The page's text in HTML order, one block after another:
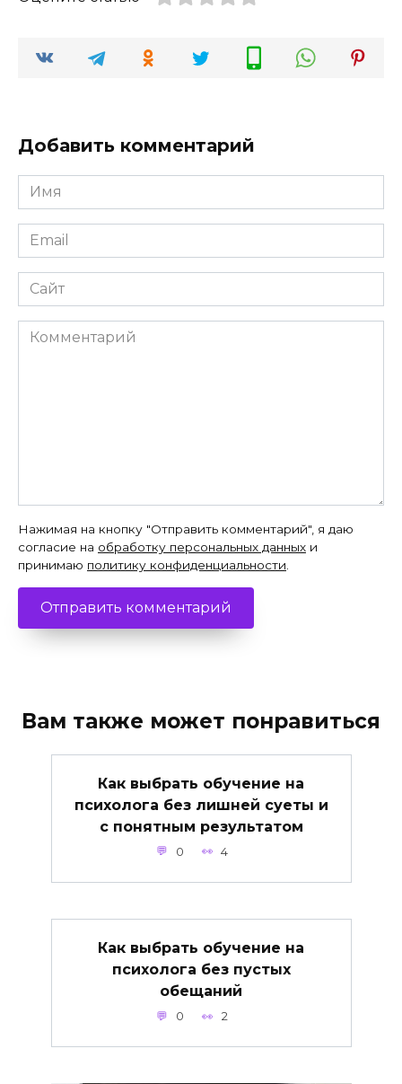
Добавить комментарий
Имя
*
Email
*
Сайт
Комментарий
Нажимая на кнопку "Отправить комментарий", я даю
согласие на обработку персональных данных и
принимаю политику конфиденциальности.
Вам также может понравиться
Как выбрать обучение на
психолога без лишней суеты и
с понятным результатом
0 4
Как выбрать обучение на
психолога без пустых
обещаний
0 2